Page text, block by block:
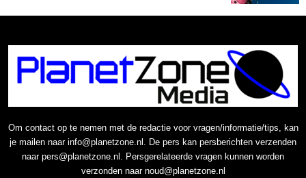
Om contact op te nemen met de redactie voor vragen/informatie/tips, kan
je mailen naar info@planetzone.nl. De pers kan persberichten verzenden
naar pers@planetzone.nl. Persgerelateerde vragen kunnen worden
verzonden naar noud@planetzone.nl